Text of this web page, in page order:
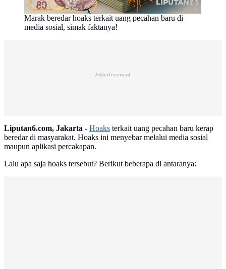
Marak beredar hoaks terkait uang pecahan baru di
media sosial, simak faktanya!
Advertisement
Liputan6.com, Jakarta - Hoaks terkait uang pecahan baru kerap
beredar di masyarakat. Hoaks ini menyebar melalui media sosial
maupun aplikasi percakapan.
Lalu apa saja hoaks tersebut? Berikut beberapa di antaranya: